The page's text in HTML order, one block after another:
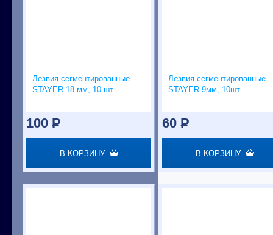
Лезвия сегментированные
STAYER 18 мм, 10 шт
100 P
В КОРЗИНУ
Лезвия сегментированные
STAYER 9мм, 10шт
60 P
В КОРЗИНУ